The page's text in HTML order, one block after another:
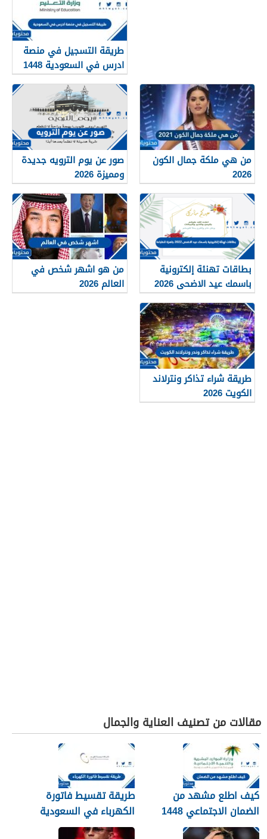
طريقة التسجيل في منصة
ادرس في السعودية 1448
من هي ملكة جمال الكون
2026
صور عن يوم الترويه جديدة
ومميزة 2026
بطاقات تهنئة إلكترونية
باسمك عيد الاضحى 2026
جاهزة للطباعة
من هو اشهر شخص في
العالم 2026
طريقة شراء تذاكر ونترلاند
الكويت 2026
مقالات من تصنيف العناية والجمال
كيف اطلع مشهد من
الضمان الاجتماعي 1448
طريقة تقسيط فاتورة
الكهرباء في السعودية
1448 – 2026